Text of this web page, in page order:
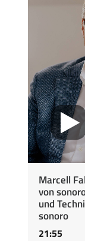
Marcell
von
und
sonoro
21:55